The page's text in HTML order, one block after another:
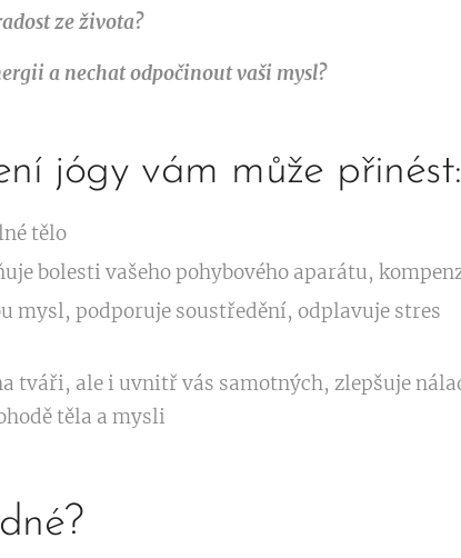
ze života?
a nechat odpočinout vaši mysl?
jógy vám může přinést:
tělo
bolesti vašeho pohybového aparátu,
mysl, podporuje soustředění, odplavuje stres
tváři, ale i uvnitř vás samotných, zlepšuje
těla a mysli